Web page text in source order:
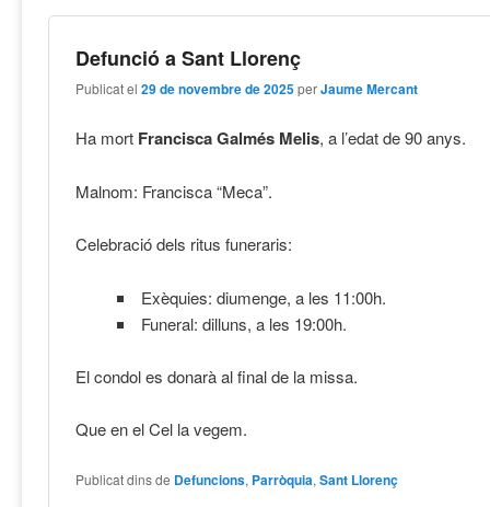
Defunció a Sant Llorenç
Publicat el29 de novembre de 2025 perJaume Mercant
Ha mort Francisca Galmés Melis, a l’edat de 90 anys.
Malnom: Francisca “Meca”.
Celebració dels ritus funeraris:
Exèquies: diumenge, a les 11:00h.
Funeral: dilluns, a les 19:00h.
El condol es donarà al final de la missa.
Que en el Cel la vegem.
Publicat dins de Defuncions, Parròquia,Sant Llorenç